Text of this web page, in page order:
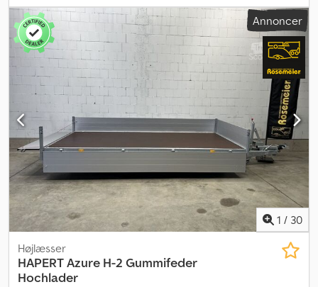
afhængig af udstyr og konstruktion) Indvendige mål: 3.350 x 1.800
x 400 mm L.B.H. Komplet svejset og fuldt varmgalvaniseret ramme
Lav læssehøjde på 640 mm takket være dæk 195/50 R 13
Multiplex-gulv med skridsikker belægning Fastgørelsesbøjler
integreret i siderne Opklappeligt støttehjul Boltet V-trækstang 4
aftagelige hjørnestolper 400 mm høje aluminiumsider med
indbyggede låse Belysning monteret beskyttet i rammen Klapbar
frontvæg Fastgørelseskroge på chassiset Inkl.
registreringspapirer Mulige ekstraudstyr og tilvalg til denne
trailer: Aluminiumsramper integreret under ladet Støtteben bag
Frontgitter til transport af langt gods 100 km/t-godkendelse med
hjulstøddæmpere Surringsskinner, ankerruller, ekstra lastsikring,
spærreribber, surringsremme m.m. Registrering af din nye trailer
hos motorkontoret
Annoncer
1 / 30
Højlæsser
HAPERTAzure H-2 Gummifeder
Hochlader